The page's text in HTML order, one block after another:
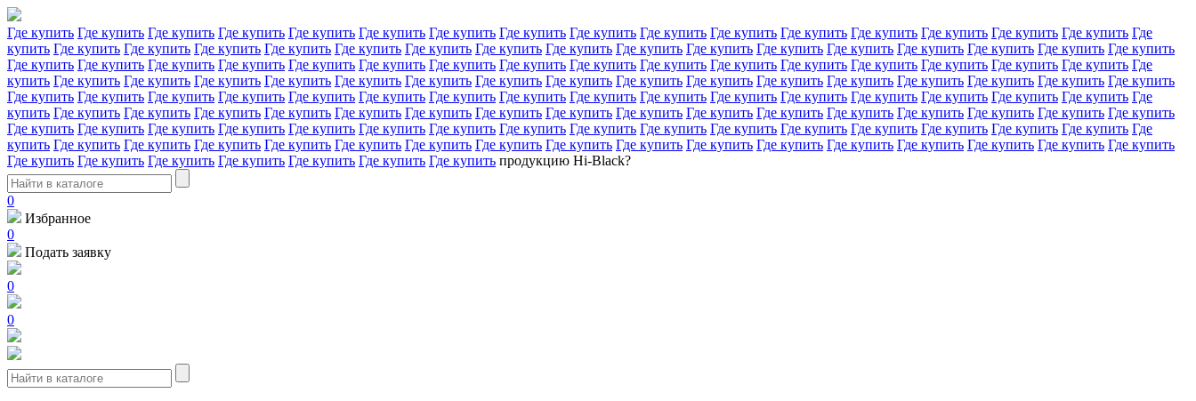
Где купить Где купить Где купить Где купить Где купить Где купить Где купить Где купить Где купить Где купить Где купить Где купить Где купить Где купить Где купить Где купить Где
купить Где купить Где купить Где купить Где купить Где купить Где купить Где купить Где купить Где купить Где купить Где купить Где купить Где купить Где купить Где купить Где купить
Где купить Где купить Где купить Где купить Где купить Где купить Где купить Где купить Где купить Где купить Где купить Где купить Где купить Где купить Где купить Где купить Где
купить Где купить Где купить Где купить Где купить Где купить Где купить Где купить Где купить Где купить Где купить Где купить Где купить Где купить Где купить Где купить Где купить
Где купить Где купить Где купить Где купить Где купить Где купить Где купить Где купить Где купить Где купить Где купить Где купить Где купить Где купить Где купить Где купить Где
купить Где купить Где купить Где купить Где купить Где купить Где купить Где купить Где купить Где купить Где купить Где купить Где купить Где купить Где купить Где купить Где купить
Где купить Где купить Где купить Где купить Где купить Где купить Где купить Где купить Где купить Где купить Где купить Где купить Где купить Где купить Где купить Где купить Где
купить Где купить Где купить Где купить Где купить Где купить Где купить Где купить Где купить Где купить Где купить Где купить Где купить Где купить Где купить Где купить Где купить
Где купить Где купить Где купить Где купить Где купить Где купить Где купить продукцию Hi-Black?
0
Избранное
0
Подать заявку
0
0